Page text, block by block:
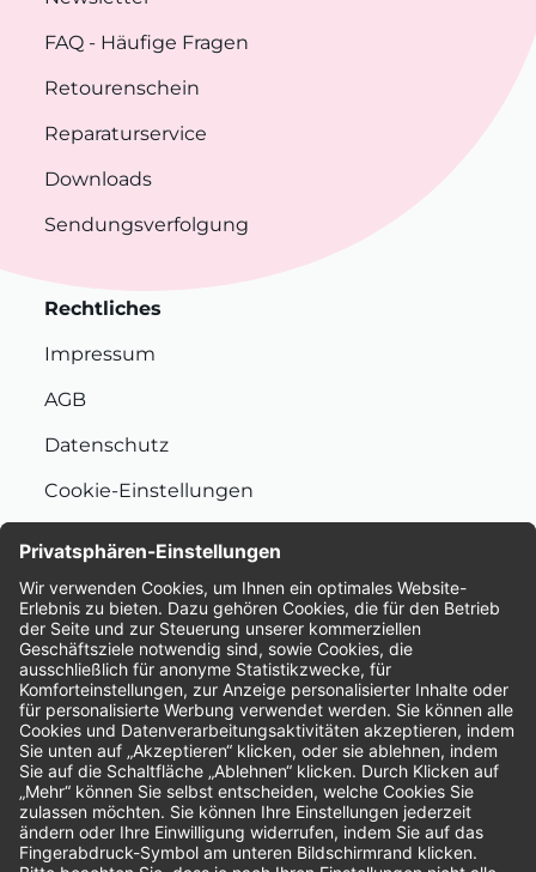
FAQ - Häufige Fragen
Retourenschein
Reparaturservice
Downloads
Sendungsverfolgung
Rechtliches
Impressum
AGB
Datenschutz
Cookie-Einstellungen
Bewertungen